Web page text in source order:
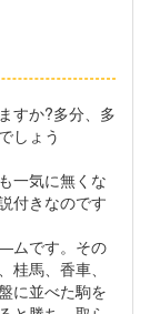
すか?多分、多
しょう
一気に無くな
付きなのです
ムです。その
馬、香車、
に並べた駒を